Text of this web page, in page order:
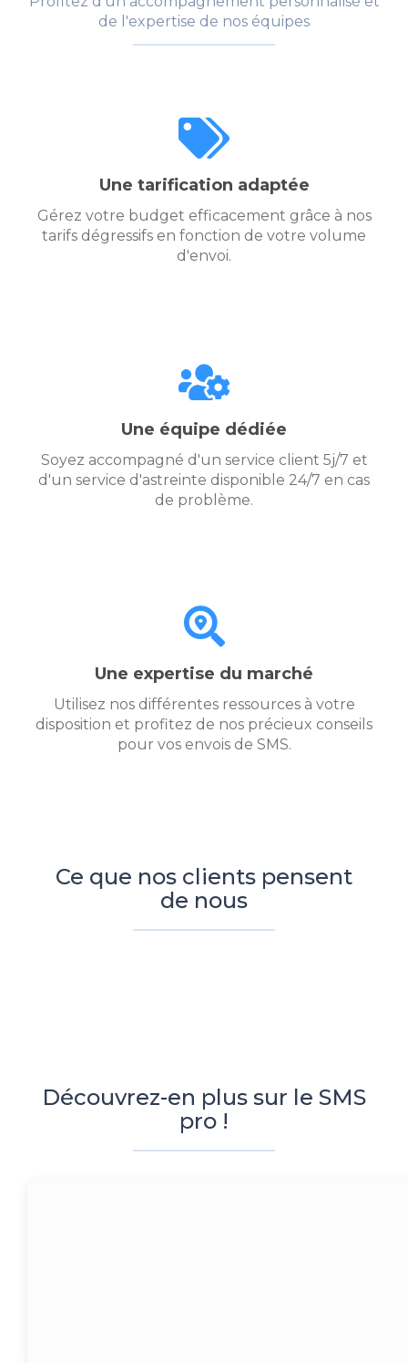
de l'expertise de nos équipes
Une tarification adaptée
Gérez votre budget efficacement grâce à nos
tarifs dégressifs en fonction de votre volume
d'envoi.
Une équipe dédiée
Soyez accompagné d'un service client 5j/7 et
d'un service d'astreinte disponible 24/7 en cas
de problème.
Une expertise du marché
Utilisez nos différentes ressources à votre
disposition et profitez de nos précieux conseils
pour vos envois de SMS.
Ce que nos clients pensent
de nous
Découvrez-en plus sur le SMS
pro !